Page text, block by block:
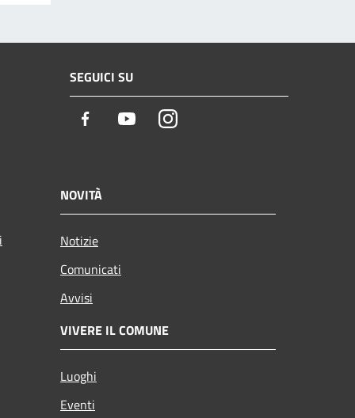
SEGUICI SU
Facebook YoutubeInstagram
NOVITÀ
Notizie
Comunicati
Avvisi
VIVERE IL COMUNE
Luoghi
Eventi